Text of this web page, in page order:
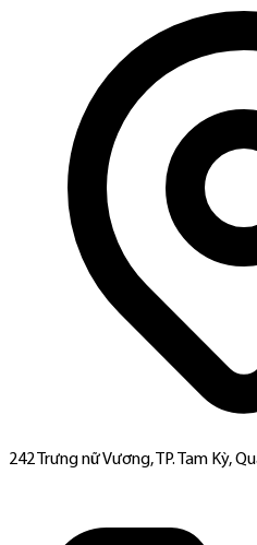
242 Trưng nữ Vương, TP. Tam Kỳ,